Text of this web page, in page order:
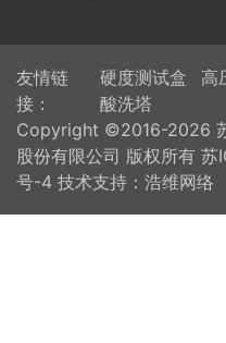
友情链
接：
硬度测试盒
高
酸洗塔
Copyright ©2016-2026
股份有限公司 版权所有 苏
号-4 技术支持：浩维网络